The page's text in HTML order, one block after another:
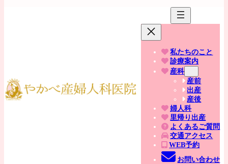
私たちのこと
診療案内
産科
産前
出産
産後
婦人科
里帰り出産
よくあるご質問
交通アクセス
WEB予約
お問い合わせ